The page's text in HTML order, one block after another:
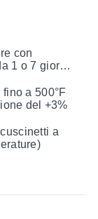
con
1 o 7 giorni
a 500°F
del +3%
a